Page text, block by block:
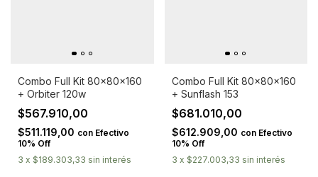
Combo Full Kit 80x80x160
+ Orbiter 120w
$567.910,00
$511.119,00 con Efectivo
10% Off
3 x $189.303,33 sin interés
Combo Full Kit 80x80x160
+ Sunflash 153
$681.010,00
$612.909,00 con Efectivo
10% Off
3 x $227.003,33 sin interés